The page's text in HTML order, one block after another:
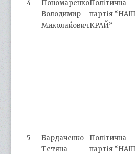
4
Пономаренко
Володимир
Миколайович
Політична
партія “НАШ
КРАЙ”
5
Бардаченко
Тетяна
Політична
партія “НАШ